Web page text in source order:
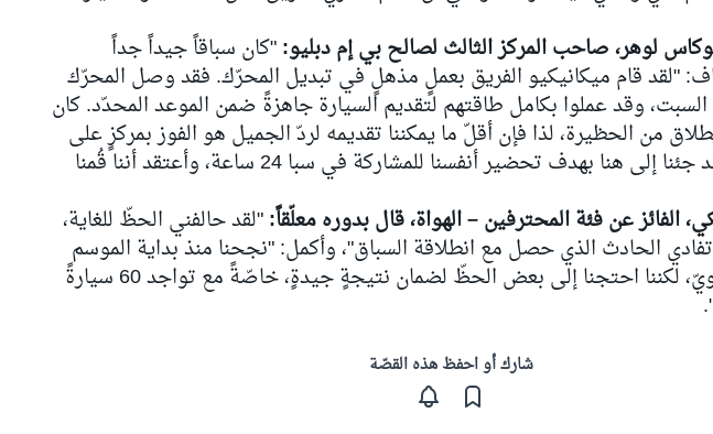
لوهر، صاحب المركز الثالث لصالح بي إم دبليو:"كان سباقاً جيداً جداً
"لقد قام ميكانيكيو الفريق بعملٍ مذهلٍ في تبديل المحرّك. فقد وصل المحرّك
وقد عملوا بكامل طاقتهم لتقديم السيارة جاهزةً ضمن الموعد المحدّد. كان
من الحظيرة، لذا فإن أقلّ ما يمكننا تقديمه لردّ الجميل هو الفوز بمركزٍ على
منصّة الصيانة. لقد جئنا إلى هنا بهدف تحضير أنفسنا للمشاركة في سبا 24 ساعة، وأعتقد أننا قُمنا
الفائز عن فئة المحترفين – الهواة، قال بدوره معلّقاً:"لقد حالفني الحظّ للغاية،
الحادث الذي حصل مع انطلاقة السباق"، وأكمل: "نجحنا منذ بداية الموسم
في تقديم أداءٍ قويّ، لكننا احتجنا إلى بعض الحظّ لضمان نتيجةٍ جيدةٍ، خاصّةً مع تواجد 60 سيارةً
شارك أو احفظ هذه القصّة